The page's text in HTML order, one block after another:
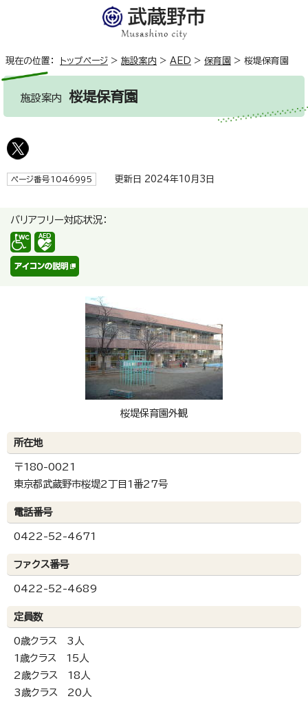
現在の位置： トップページ > 施設案内 > AED > 保育園 > 桜堤保育園
施設案内 桜堤保育園
ページ番号1046995 更新日 2024年10月3日
バリアフリー対応状況：
桜堤保育園外観
所在地
〒180-0021
東京都武蔵野市桜堤2丁目1番27号
電話番号
0422-52-4671
ファクス番号
0422-52-4689
定員数
0歳クラス 3人
1歳クラス 15人
2歳クラス 18人
3歳クラス 20人